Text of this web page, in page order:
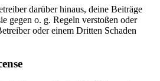
darüber hinaus, deine Beiträge
gegen o. g. Regeln verstoßen oder
oder einem Dritten Schaden